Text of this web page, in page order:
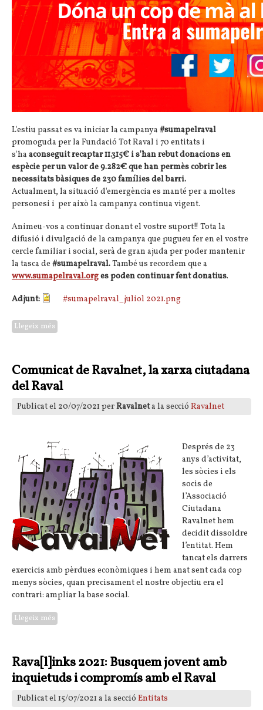
L'estiu passat es va iniciar la campanya #sumapelraval
promoguda per la Fundació Tot Raval i 70 entitats i
s'ha aconseguit recaptar 11.315€ i s'han rebut donacions en
espècie per un valor de 9.282€ que han permès cobrir les
necessitats bàsiques de 230 famílies del barri.
Actualment, la situació d'emergència es manté per a moltes
personesi i per això la campanya continua vigent.
Animeu-vos a continuar donant el vostre suport!! Tota la
difusió i divulgació de la campanya que pugueu fer en el vostre
cercle familiar i social, serà de gran ajuda per poder mantenir
la tasca de #sumapelraval.També us recordem que a
www.sumapelraval.orges poden continuar fent donatius.
Adjunt: #sumapelraval_juliol 2021.png
Llegeix més
Comunicat de Ravalnet, la xarxa ciutadana
del Raval
Publicat el 20/07/2021 perRavalneta la secció Ravalnet
Després de 23
anys d’activitat,
les sòcies i els
socis de
l’Associació
Ciutadana
Ravalnet hem
decidit dissoldre
l’entitat. Hem
tancat els darrers
exercicis amb pèrdues econòmiques i hem anat sent cada cop
menys sòcies, quan precisament el nostre objectiu era el
contrari: ampliar la base social.
Llegeix més
Rava[l]inks 2021: Busquem jovent amb
inquietuds i compromís amb el Raval
Publicat el 15/07/2021 a la secció Entitats